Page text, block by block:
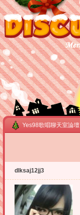
Yes98歌唱聊天室論壇
dlksaj12jj3